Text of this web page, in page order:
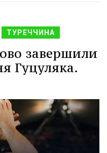
ТУРЕЧЧИНА
завершили
Гуцуляка.